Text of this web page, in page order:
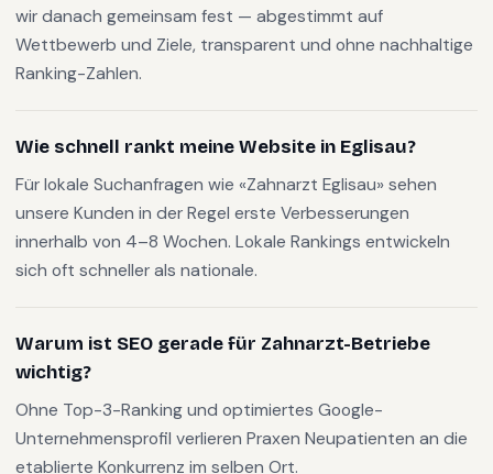
wir danach gemeinsam fest — abgestimmt auf
Wettbewerb und Ziele, transparent und ohne nachhaltige
Ranking-Zahlen.
Wie schnell rankt meine Website in Eglisau?
Für lokale Suchanfragen wie «Zahnarzt Eglisau» sehen
unsere Kunden in der Regel erste Verbesserungen
innerhalb von 4–8 Wochen. Lokale Rankings entwickeln
sich oft schneller als nationale.
Warum ist SEO gerade für Zahnarzt-Betriebe
wichtig?
Ohne Top-3-Ranking und optimiertes Google-
Unternehmensprofil verlieren Praxen Neupatienten an die
etablierte Konkurrenz im selben Ort.